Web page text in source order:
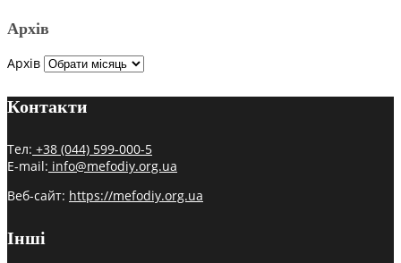
Архів
Архів
Контакти
Тел: +38 (044) 599-000-5
E-mail: info@mefodiy.org.ua
Веб-сайт: https://mefodiy.org.ua
Інші